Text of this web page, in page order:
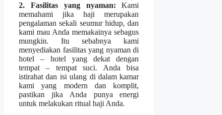
2. Fasilitas yang nyaman: Kami
memahami jika haji merupakan
pengalaman sekali seumur hidup, dan
kami mau Anda memakainya sebagus
mungkin. Itu sebabnya kami
menyediakan fasilitas yang nyaman di
hotel – hotel yang dekat dengan
tempat – tempat suci. Anda bisa
istirahat dan isi ulang di dalam kamar
kami yang modern dan komplit,
pastikan jika Anda punya energi
untuk melakukan ritual haji Anda.